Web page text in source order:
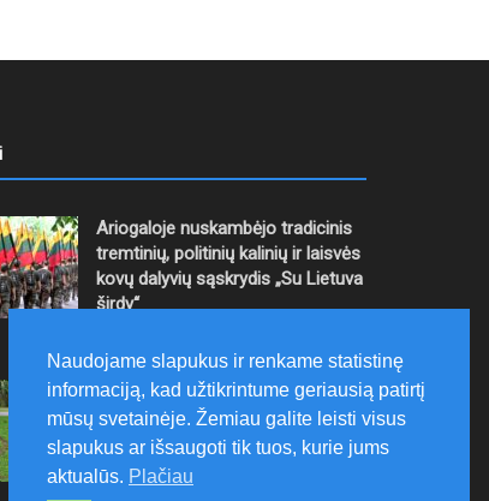
Ariogaloje nuskambėjo tradicinis
tremtinių, politinių kalinių ir laisvės
kovų dalyvių sąskrydis „Su Lietuva
širdy“
Mažeikių rajono savivaldybė ragina
gyventojus laikytis Kelių eismo
taisyklių, tausoti aplinką
2026-08-08
Naudojame slapukus ir renkame statistinę
informaciją, kad užtikrintume geriausią patirtį
mūsų svetainėje. Žemiau galite leisti visus
slapukus ar išsaugoti tik tuos, kurie jums
aktualūs. Plačiau